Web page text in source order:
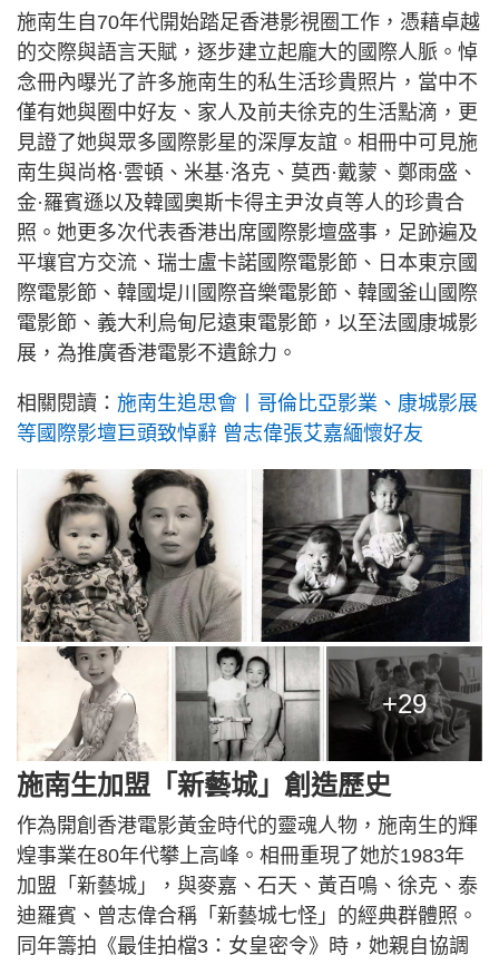
施南生自70年代開始踏足香港影視圈工作，憑藉卓越
的交際與語言天賦，逐步建立起龐大的國際人脈。悼
念冊內曝光了許多施南生的私生活珍貴照片，當中不
僅有她與圈中好友、家人及前夫徐克的生活點滴，更
見證了她與眾多國際影星的深厚友誼。相冊中可見施
南生與尚格·雲頓、米基·洛克、莫西·戴蒙、鄭雨盛、
金·羅賓遜以及韓國奧斯卡得主尹汝貞等人的珍貴合
照。她更多次代表香港出席國際影壇盛事，足跡遍及
平壤官方交流、瑞士盧卡諾國際電影節、日本東京國
際電影節、韓國堤川國際音樂電影節、韓國釜山國際
電影節、義大利烏甸尼遠東電影節，以至法國康城影
展，為推廣香港電影不遺餘力。
相關閱讀： 施南生追思會丨哥倫比亞影業、康城影展
等國際影壇巨頭致悼辭 曾志偉張艾嘉緬懷好友
+29
施南生加盟「新藝城」創造歷史
作為開創香港電影黃金時代的靈魂人物，施南生的輝
煌事業在80年代攀上高峰。相冊重現了她於1983年
加盟「新藝城」，與麥嘉、石天、黃百鳴、徐克、泰
迪羅賓、曾志偉合稱「新藝城七怪」的經典群體照。
同年籌拍《最佳拍檔3：女皇密令》時，她親自協調